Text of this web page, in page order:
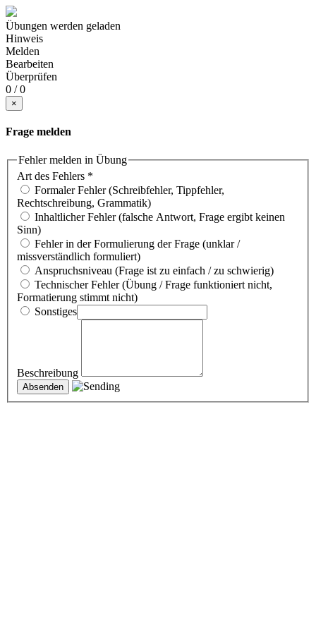
Übungen werden geladen
Hinweis
Melden
Bearbeiten
Überprüfen
0 / 0
×
Frage melden
Fehler melden in Übung
Art des Fehlers *
Formaler Fehler (Schreibfehler, Tippfehler,
Rechtschreibung, Grammatik)
Inhaltlicher Fehler (falsche Antwort, Frage ergibt keinen
Sinn)
Fehler in der Formulierung der Frage (unklar /
missverständlich formuliert)
Anspruchsniveau (Frage ist zu einfach / zu schwierig)
Technischer Fehler (Übung / Frage funktioniert nicht,
Formatierung stimmt nicht)
Sonstiges
Beschreibung